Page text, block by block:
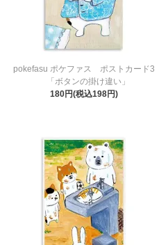
pokefasu ポケファス ポストカード3
「ボタンの掛け違い」
180円(税込198円)